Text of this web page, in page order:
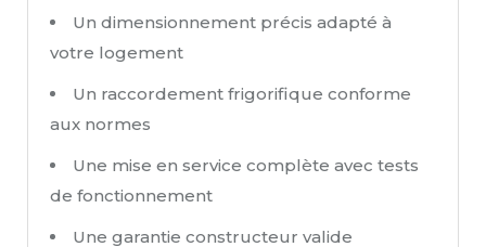
Un dimensionnement précis adapté à
votre logement
Un raccordement frigorifique conforme
aux normes
Une mise en service complète avec tests
de fonctionnement
Une garantie constructeur valide